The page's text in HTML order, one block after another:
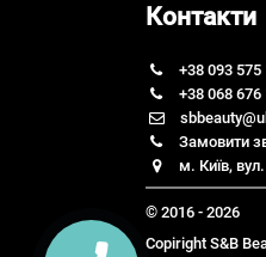
Контакти
+38 093 575
+38 068 676
Замовити
м. Київ,
© 2016 - 2026
Copiright S&B